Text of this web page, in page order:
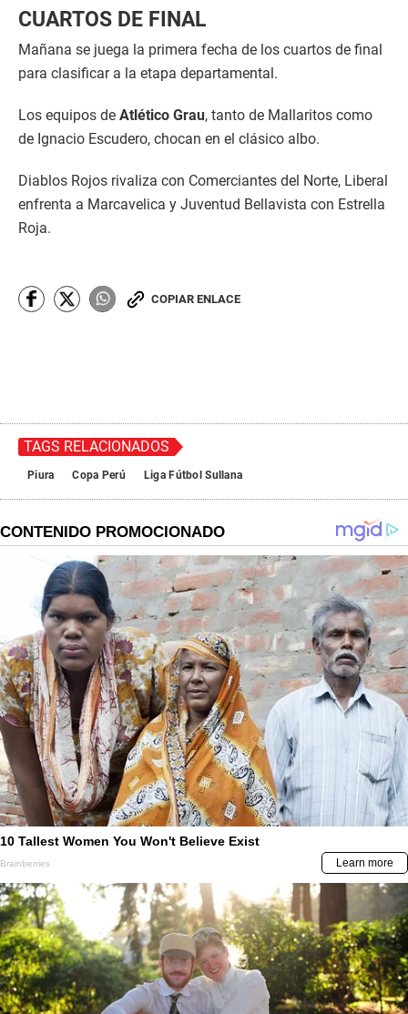
CUARTOS DE FINAL
Mañana se juega la primera fecha de los cuartos de final
para clasificar a la etapa departamental.
Los equipos de Atlético Grau, tanto de Mallaritos como
de Ignacio Escudero, chocan en el clásico albo.
Diablos Rojos rivaliza con Comerciantes del Norte, Liberal
enfrenta a Marcavelica y Juventud Bellavista con Estrella
Roja.
COPIAR ENLACE
TAGS RELACIONADOS
Piura Copa Perú Liga Fútbol Sullana